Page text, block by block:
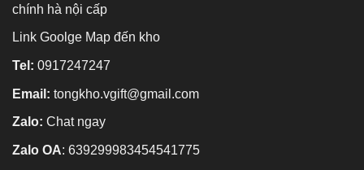
chính hà nội cấp
Link Goolge Map đến kho
Tel: 0917247247
Email: tongkho.vgift@gmail.com
Zalo: Chat ngay
Zalo OA: 639299983454541775